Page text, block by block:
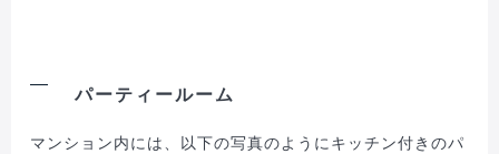
パーティールーム
マンション内には、以下の写真のようにキッチン付きのパ